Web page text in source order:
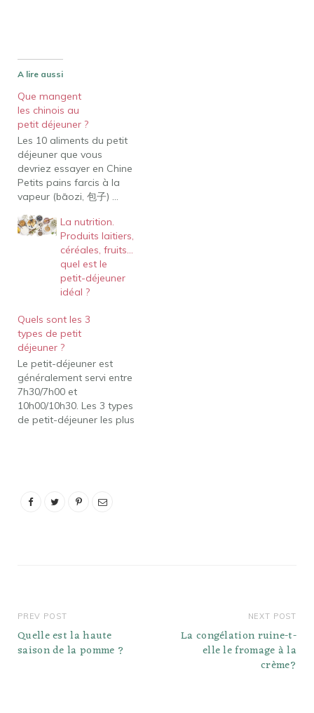
A lire aussi
Que mangent
les chinois au
petit déjeuner ?
Les 10 aliments du petit
déjeuner que vous
devriez essayer en Chine
Petits pains farcis à la
vapeur (bāozi, 包子) ...
Nouilles chaudes et
sèches (règānmiàn, 热干
面) ... Jianbing (jiānbing, 煎
饼) ... "Thé de farine" ou
bouillie de millet à la pâte
de sésame…
La nutrition.
Produits laitiers,
céréales, fruits…
quel est le
petit-déjeuner
idéal ?
Quels sont les 3
types de petit
déjeuner ?
Le petit-déjeuner est
généralement servi entre
7h30/7h00 et
10h00/10h30. Les 3 types
de petit-déjeuner les plus
mangent les Italiens au
PREV POST
Quelle est la haute
saison de la pomme ?
NEXT POST
La congélation ruine-t-
elle le fromage à la
crème?